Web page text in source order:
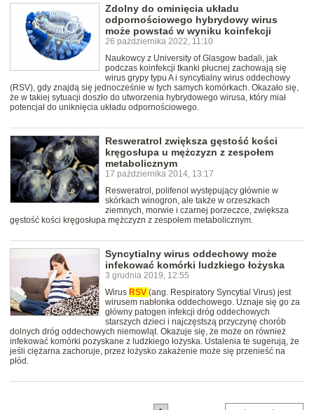
Zdolny do ominięcia układu
odpornościowego hybrydowy wirus
może powstać w wyniku koinfekcji
26 października 2022, 11:10
Naukowcy z University of Glasgow badali, jak
podczas koinfekcji tkanki płucnej zachowają się
wirus grypy typu A i syncytialny wirus oddechowy
(RSV), gdy znajdą się jednocześnie w tych samych komórkach. Okazało się,
że w takiej sytuacji doszło do utworzenia hybrydowego wirusa, który miał
potencjał do uniknięcia układu odpornościowego.
Resweratrol zwiększa gęstość kości
kręgosłupa u mężczyzn z zespołem
metabolicznym
17 października 2014, 13:17
Resweratrol, polifenol występujący głównie w
skórkach winogron, ale także w orzeszkach
ziemnych, morwie i czarnej porzeczce, zwiększa
gęstość kości kręgosłupa mężczyzn z zespołem metabolicznym.
Syncytialny wirus oddechowy może
infekować komórki ludzkiego łożyska
3 grudnia 2019, 12:55
Wirus RSV (ang. Respiratory Syncytial Virus) jest
wirusem nabłonka oddechowego. Uznaje się go za
główny patogen infekcji dróg oddechowych
starszych dzieci i najczęstszą przyczynę chorób
dolnych dróg oddechowych niemowląt. Okazuje się, że może on również
infekować komórki pozyskane z ludzkiego łożyska. Ustalenia te sugerują, że
jeśli ciężarna zachoruje, przez łożysko zakażenie może się przenieść na
płód.